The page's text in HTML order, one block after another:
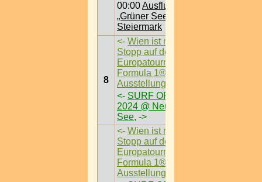
00:00Ausflugsziel /
„Grüner See“ @
Steiermark
8
<- Wien ist nächster
Stopp auf der
Europatournee der
Formula 1®-
Ausstellung
<- SURF OPENING
2024 @ Neusiedl am
See, ->
<- Wien ist nächster
Stopp auf der
Europatournee der
Formula 1®-
Ausstellung